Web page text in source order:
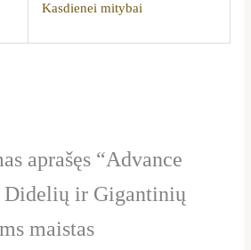
Kasdienei mitybai
aprašęs “Advance
ir Gigantinių
maistas